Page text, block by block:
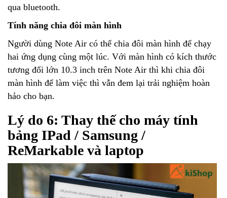
qua bluetooth.
Tính năng chia đôi màn hình
Người dùng Note Air có thể chia đôi màn hình để chạy
hai ứng dụng cùng một lúc. Với màn hình có kích thước
tương đối lớn 10.3 inch trên Note Air thì khi chia đôi
màn hình để làm việc thì vẫn đem lại trải nghiệm hoàn
hảo cho bạn.
Lý do 6: Thay thế cho máy tính
bảng IPad / Samsung /
ReMarkable và laptop